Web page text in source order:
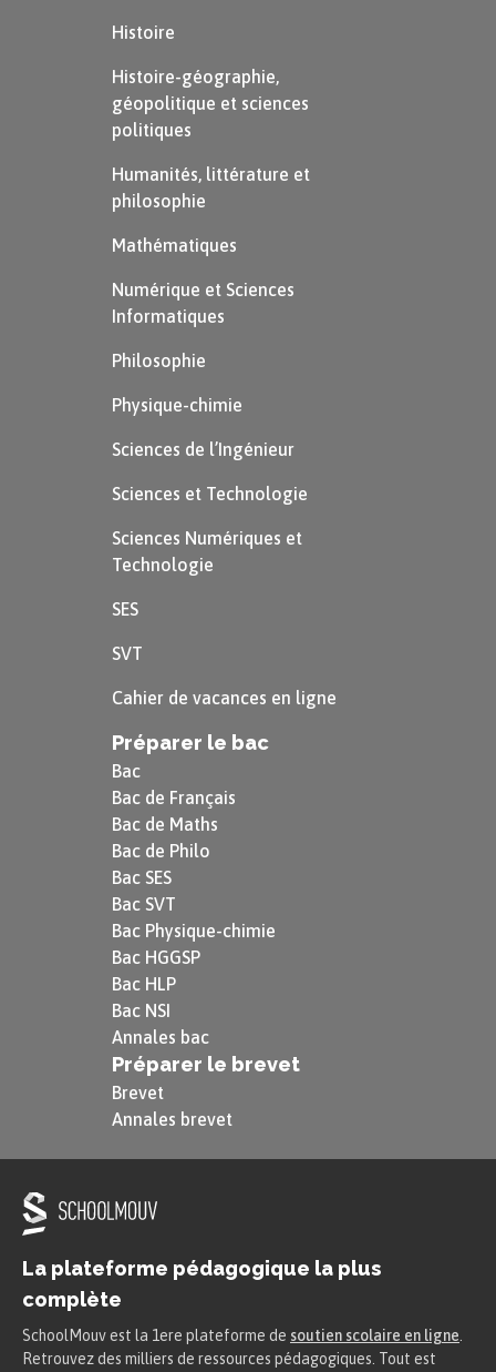
organisé, il est reconnu coupable, mais
il est innocenté. Pour Zola, cette prise de
position a fait de lui une cible pour les
antidreyfusards, ses biens sont saisis par
la justice et il n’a pas pu intégrer
l’Académie française.
Histoire
Histoire-géographie,
géopolitique et sciences
politiques
Humanités, littérature et
philosophie
Mathématiques
Numérique et Sciences
Informatiques
Philosophie
Physique-chimie
Sciences de l’Ingénieur
Sciences et Technologie
Sciences Numériques et
Technologie
SES
SVT
Cahier de vacances en ligne
Préparer le bac
Bac
Bac de Français
Bac de Maths
Bac de Philo
Bac SES
Bac SVT
Bac Physique-chimie
Bac HGGSP
Bac HLP
Bac NSI
Annales bac
Préparer le brevet
Brevet
Annales brevet
La plateforme pédagogique la plus
complète
SchoolMouv est la 1ere plateforme de soutien scolaire en ligne
Retrouvez des milliers de ressources pédagogiques. Tout est